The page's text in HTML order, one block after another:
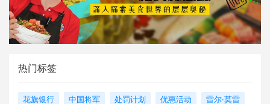
热门标签
花旗银行 中国将军 处罚计划 优惠活动
雷尔·莫雷